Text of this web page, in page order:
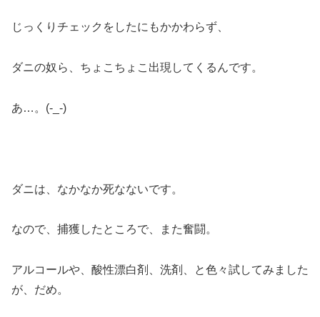
じっくりチェックをしたにもかかわらず、
ダニの奴ら、ちょこちょこ出現してくるんです。
あ…。(-_-)
ダニは、なかなか死なないです。
なので、捕獲したところで、また奮闘。
アルコールや、酸性漂白剤、洗剤、と色々試してみました
が、だめ。